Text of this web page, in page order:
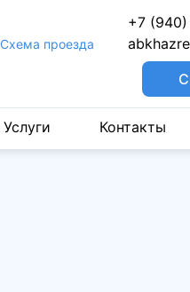
Cхема проезда
+7
Услуги Контакты